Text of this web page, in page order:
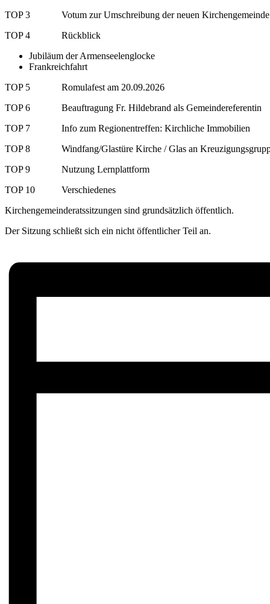
TOP 3 Votum zur Umschreibung der neuen Kirchengemeinde
TOP 4 Rückblick
Jubiläum der Armenseelenglocke
Frankreichfahrt
TOP 5 Romulafest am 20.09.2026
TOP 6 Beauftragung Fr. Hildebrand als Gemeindereferentin
TOP 7 Info zum Regionentreffen: Kirchliche Immobilien
TOP 8 Windfang/Glastüre Kirche / Glas an
TOP 9 Nutzung Lernplattform
TOP 10 Verschiedenes
Kirchengemeinderatssitzungen sind grundsätzlich öffentlich.
Der Sitzung schließt sich ein nicht öffentlicher Teil an.